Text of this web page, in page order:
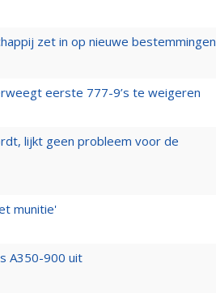
zet in op nieuwe bestemmingen
eerste 777-9’s te weigeren
lijkt geen probleem voor de
munitie'
A350-900 uit